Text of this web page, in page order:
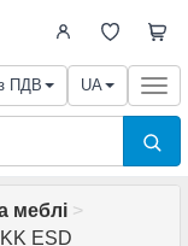
ПДВ UA
меблі >
ESD